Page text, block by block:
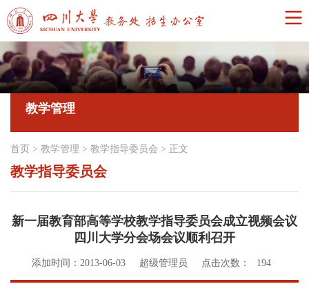
教学管理
首页 > 教学管理 > 教学指导委员会 > 正文
教学指导委员会
新一届教育部高等学校教学指导委员会成立视频会议
四川大学分会场会议顺利召开
添加时间：2013-06-03 超级管理员 点击次数： 194